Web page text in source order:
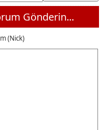
Gönderin...
(Nick)